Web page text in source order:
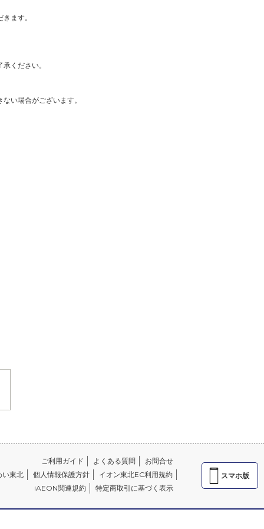
ます。
ください。
い場合がございます。
ご利用ガイド よくある質問
お問合せ
い東北 個人情報保護方針
イオン東北EC利用規約
iAEON関連規約
特定商取引に基づく表示
スマホ版